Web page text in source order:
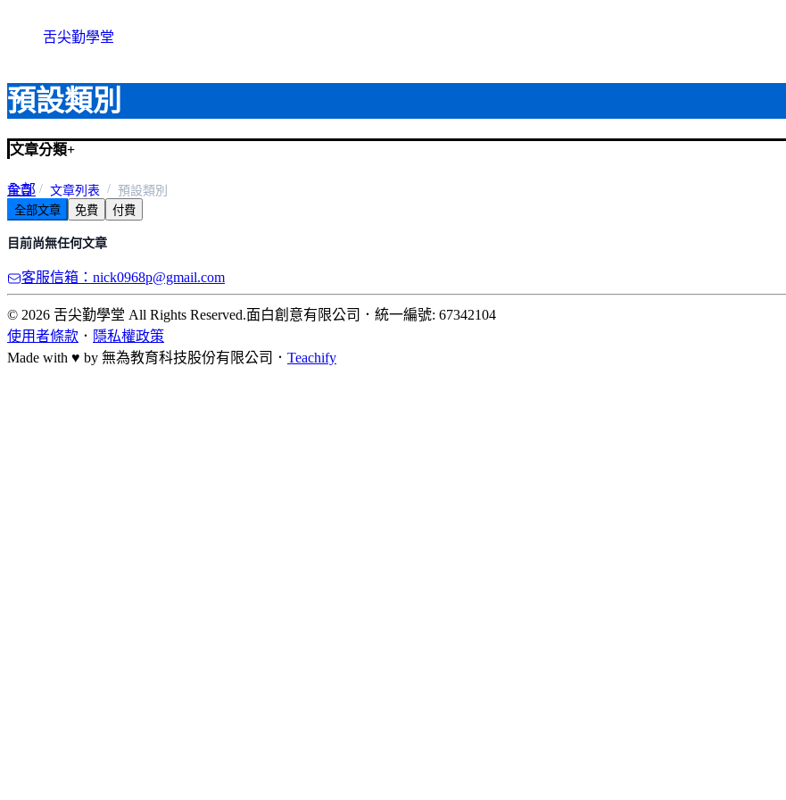
舌尖勤學堂
預設類別
文章分類+
全部
預設類別
首頁 文章列表
預設類別
全部文章
免費 付費
目前尚無任何文章
客服信箱：nick0968p@gmail.com
© 2026 舌尖勤學堂 All Rights Reserved.面白創意有限公司 ． 統一編號: 67342104
使用者條款 ． 隱私權政策
Made with ♥ by 無為教育科技股份有限公司． Teachify